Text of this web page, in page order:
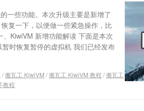
一些功能。本次升级主要是新增了
复一下，以便做一些紧急操作，比
KiwiVM 新增功能解读 下面是本次
时恢复暂停的虚拟机 我们已经发布
/搬瓦工 KiwiVM /搬瓦工 KiwiVM 教程 /搬瓦工
教程